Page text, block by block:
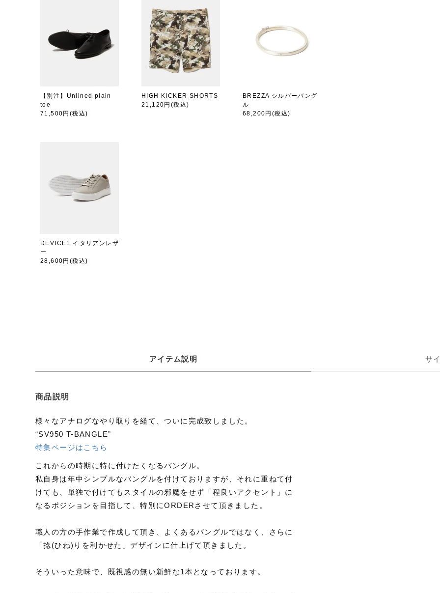
【別注】Unlined plain
toe
71,500円 (税込)
HIGH KICKER SHORTS
21,120円 (税込)
BREZZA シルバーバング
ル
68,200円 (税込)
DEVICE1 イタリアンレザ
ー
28,600円 (税込)
アイテム説明 サ
商品説明
様々なアナログなやり取りを経て、ついに完成致しました。
“SV950 T-BANGLE”
特集ページはこちら
これからの時期に特に付けたくなるバングル。
私自身は年中シンプルなバングルを付けておりますが、それに重ねて付
けても、単独で付けてもスタイルの邪魔をせず「程良いアクセント」に
なるポジションを目指して、特別にORDERさせて頂きました。
職人の方の手作業で作成して頂き、よくあるバングルではなく、さらに
「捻(ひね)りを利かせた」デザインに仕上げて頂きました。
そういった意味で、既視感の無い新鮮な1本となっております。